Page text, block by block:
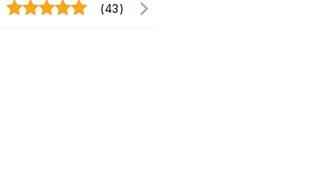
(43)